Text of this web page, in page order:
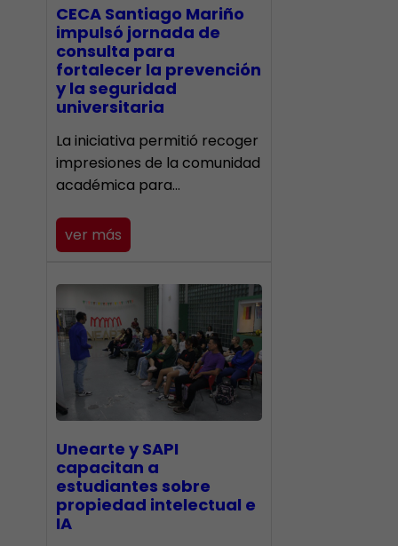
CECA Santiago Mariño
impulsó jornada de
consulta para
fortalecer la prevención
y la seguridad
universitaria
La iniciativa permitió recoger
impresiones de la comunidad
académica para…
ver más
Unearte y SAPI
capacitan a
estudiantes sobre
propiedad intelectual e
IA